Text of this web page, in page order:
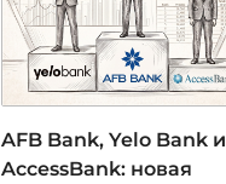
AFB Bank, Yelo Bank и
AccessBank: новая